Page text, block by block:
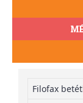
Filofax